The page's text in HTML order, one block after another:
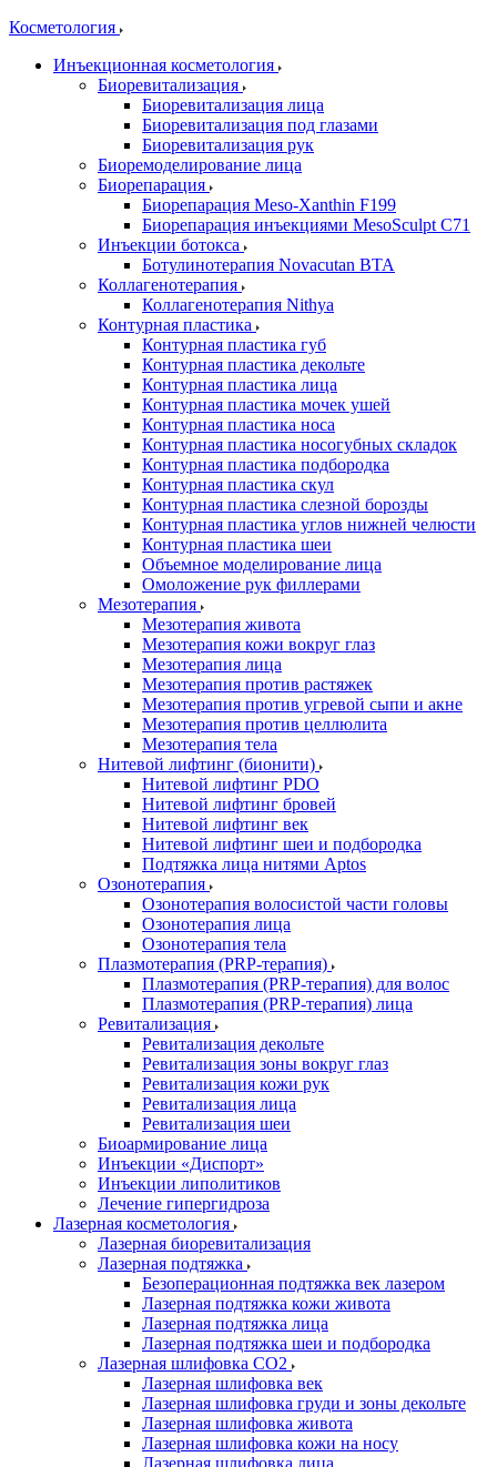
Косметология
Инъекционная косметология
Биоревитализация
Биоревитализация лица
Биоревитализация под глазами
Биоревитализация рук
Биоремоделирование лица
Биорепарация
Биорепарация Meso-Xanthin F199
Биорепарация инъекциями MesoSculpt C71
Инъекции ботокса
Ботулинотерапия Novacutan BTA
Коллагенотерапия
Коллагенотерапия Nithya
Контурная пластика
Контурная пластика губ
Контурная пластика декольте
Контурная пластика лица
Контурная пластика мочек ушей
Контурная пластика носа
Контурная пластика носогубных складок
Контурная пластика подбородка
Контурная пластика скул
Контурная пластика слезной борозды
Контурная пластика углов нижней челюсти
Контурная пластика шеи
Объемное моделирование лица
Омоложение рук филлерами
Мезотерапия
Мезотерапия живота
Мезотерапия кожи вокруг глаз
Мезотерапия лица
Мезотерапия против растяжек
Мезотерапия против угревой сыпи и акне
Мезотерапия против целлюлита
Мезотерапия тела
Нитевой лифтинг (бионити)
Нитевой лифтинг PDO
Нитевой лифтинг бровей
Нитевой лифтинг век
Нитевой лифтинг шеи и подбородка
Подтяжка лица нитями Aptos
Озонотерапия
Озонотерапия волосистой части головы
Озонотерапия лица
Озонотерапия тела
Плазмотерапия (PRP-терапия)
Плазмотерапия (PRP-терапия) для волос
Плазмотерапия (PRP-терапия) лица
Ревитализация
Ревитализация декольте
Ревитализация зоны вокруг глаз
Ревитализация кожи рук
Ревитализация лица
Ревитализация шеи
Биоармирование лица
Инъекции «Диспорт»
Инъекции липолитиков
Лечение гипергидроза
Лазерная косметология
Лазерная биоревитализация
Лазерная подтяжка
Безоперационная подтяжка век лазером
Лазерная подтяжка кожи живота
Лазерная подтяжка лица
Лазерная подтяжка шеи и подбородка
Лазерная шлифовка CO2
Лазерная шлифовка век
Лазерная шлифовка груди и зоны декольте
Лазерная шлифовка живота
Лазерная шлифовка кожи на носу
Лазерная шлифовка лица